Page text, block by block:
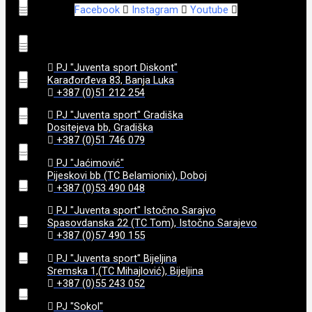
95(0)
98(0)
99(0)
9 + 1( 0)
3,25(0 )
3,3(0)
3,35(0)
3,4(0)
3,45(0 )
3,6 (0)
175(0)
182(0)
184(0)
185(0)
187(0)
188(0)
192(0)
Facebook Instagram Youtube
PJ "Juventa sport Diskont"
Karađorđeva 83, Banja Luka
+387 (0)51 212 254
PJ "Juventa sport" Gradiška
Dositejeva bb, Gradiška
+387 (0)51 746 079
PJ "Jaćimović"
Pijeskovi bb (TC Belamionix), Doboj
+387 (0)53 490 048
PJ "Juventa sport" Istočno Sarajvo
Spasovdanska 22 (TC Tom), Istočno Sarajevo
+387 (0)57 490 155
PJ "Juventa sport" Bijeljina
Sremska 1,(TC Mihajlović), Bijeljina
+387 (0)55 243 052
PJ "Sokol"